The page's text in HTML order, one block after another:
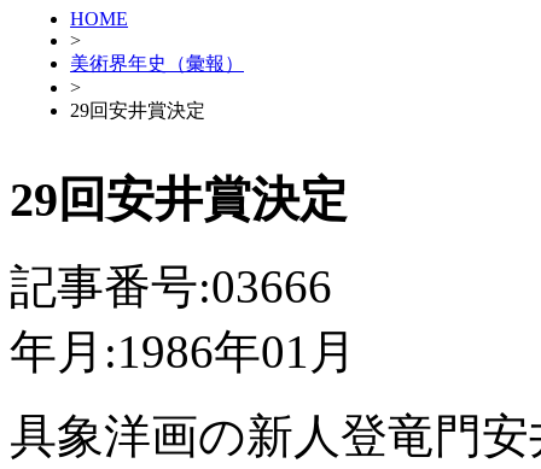
HOME
>
美術界年史（彙報）
>
29回安井賞決定
29回安井賞決定
記事番号:03666
年月:1986年01月
具象洋画の新人登竜門